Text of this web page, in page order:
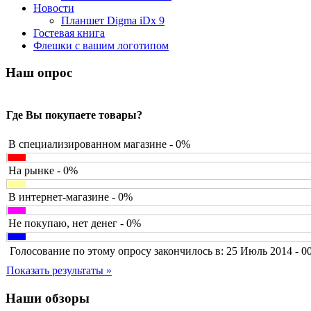
Barnes&noble
Brain
Brava
Canyon(1)
Cbr(1)
Codegen
Cyborg(8)
Defender(4)
Dell(6)
Dex
Everest
Firtech(2)
Flyper(1)
Foxconn
Fujitsu
G-cube(2)
Gelezka
Gembird(19)
Gemix(1)
Genius
Gigabyte(8)
Новости
Планшет Digma iDx 9
Гостевая книга
Флешки с вашим логотипом
Наш опрос
Где Вы покупаете товары?
В специализированном магазине - 0%
На рынке - 0%
В интернет-магазине - 0%
Не покупаю, нет денег - 0%
Голосование по этому опросу закончилось в: 25 Июль 2014 -
Показать результаты »
Наши обзоры